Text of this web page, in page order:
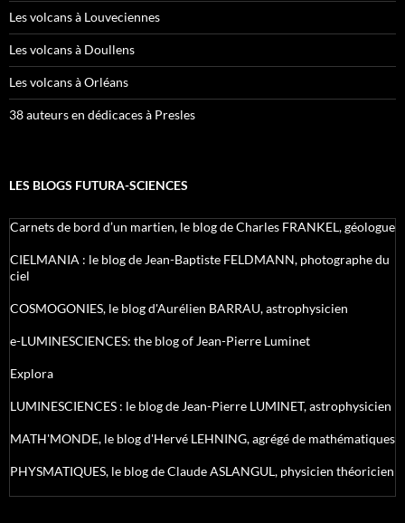
Les volcans à Louveciennes
Les volcans à Doullens
Les volcans à Orléans
38 auteurs en dédicaces à Presles
LES BLOGS FUTURA-SCIENCES
Carnets de bord d’un martien, le blog de Charles FRANKEL, géologue
CIELMANIA : le blog de Jean-Baptiste FELDMANN, photographe du
ciel
COSMOGONIES, le blog d'Aurélien BARRAU, astrophysicien
e-LUMINESCIENCES: the blog of Jean-Pierre Luminet
Explora
LUMINESCIENCES : le blog de Jean-Pierre LUMINET, astrophysicien
MATH'MONDE, le blog d'Hervé LEHNING, agrégé de mathématiques
PHYSMATIQUES, le blog de Claude ASLANGUL, physicien théoricien